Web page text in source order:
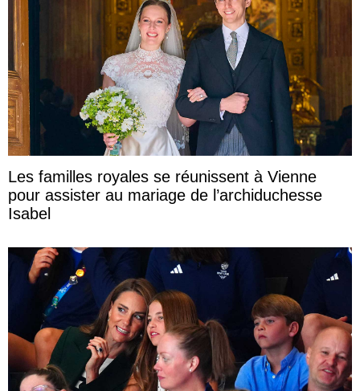
Les familles royales se réunissent à Vienne
pour assister au mariage de l’archiduchesse
Isabel